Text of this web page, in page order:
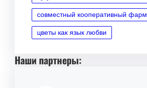
совместный кооперативный фарм
цветы как язык любви
Наши партнеры: